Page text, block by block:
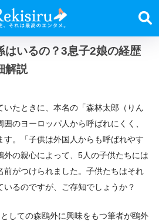
はいるの？3息子2娘の経歴
解説
いたときに、本名の「森林太郎（りん
のヨーロッパ人から呼ばれにくく、
す。「子供は外国人からも呼ばれやす
外の親心によって、5人の子供たちには
前がつけられました。子供たちはそれ
るのですが、ご存知でしょうか？
しての森鴎外に興味をもつ筆者が鴎外